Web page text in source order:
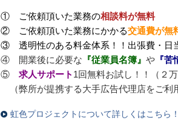
① ご依頼頂いた業務の相談料が無料
② ご依頼頂いた業務にかかる交通費が無
③ 透明性のある料金体系！！出張費・日
④ 開業後に必要な 『従業員名簿』 や 『苦
⑤ 求人サポート 1回無料お試し！！（２万
（弊所が提携する大手広告代理店をご利
虹色プロジェクトについて詳しくはこちら！